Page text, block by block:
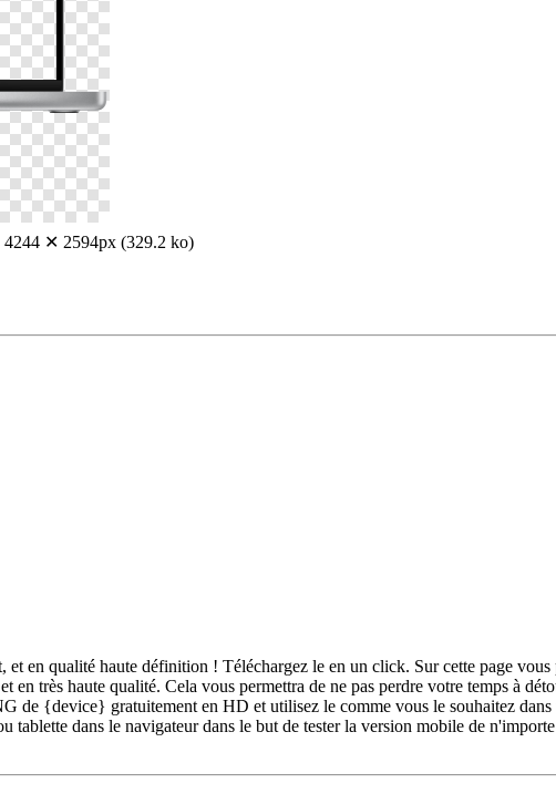
✕ 2594px (329.2 ko)
en qualité haute définition ! Téléchargez le en un click. Sur cette page
très haute qualité. Cela vous permettra de ne pas perdre votre temps à
de {device} gratuitement en HD et utilisez le comme vous le souhaitez
dans le navigateur dans le but de tester la version mobile de